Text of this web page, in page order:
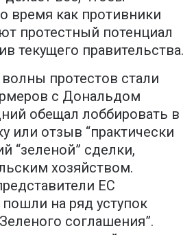
время как противники
протестный потенциал
текущего правительства.
протестов стали
с Дональдом
обещал лоббировать в
или отзыв “практически
“зеленой” сделки,
хозяйством.
ЕС
на ряд уступок
соглашения”.